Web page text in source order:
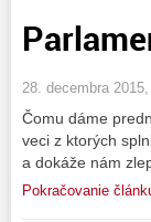
28. decembra
Čomu dáme
veci z ktorých
a dokáže nám
Pokračovanie